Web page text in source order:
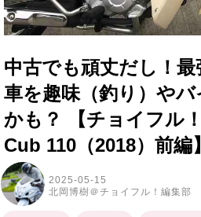
中古でも頑丈だし！
車を趣味（釣り）や
かも？ 【チョイフル
Cub 110（2018）前編】
2025-05-15
北岡博樹＠チョイフル！編集部